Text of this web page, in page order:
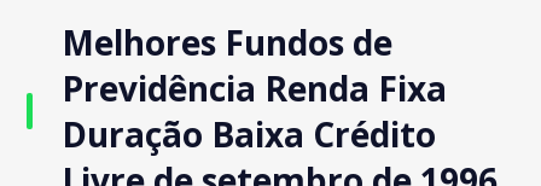
Melhores Fundos de
Previdência Renda Fixa
Duração Baixa Crédito